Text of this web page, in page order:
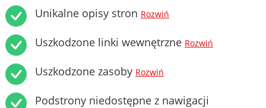
Unikalne opisy stron Rozwiń
Uszkodzone linki wewnętrzne Rozwiń
Uszkodzone zasoby Rozwiń
Podstrony niedostępne z nawigacji